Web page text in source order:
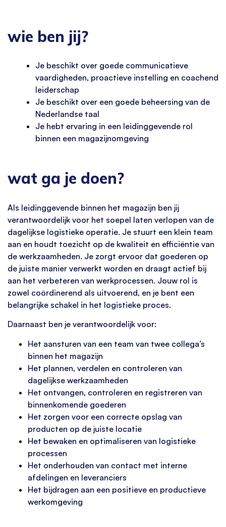
wie ben jij?
Je beschikt over goede communicatieve
vaardigheden, proactieve instelling en coachend
leiderschap
Je beschikt over een goede beheersing van de
Nederlandse taal
Je hebt ervaring in een leidinggevende rol
binnen een magazijnomgeving
wat ga je doen?
Als leidinggevende binnen het magazijn ben jij
verantwoordelijk voor het soepel laten verlopen van de
dagelijkse logistieke operatie. Je stuurt een klein team
aan en houdt toezicht op de kwaliteit en efficiëntie van
de werkzaamheden. Je zorgt ervoor dat goederen op
de juiste manier verwerkt worden en draagt actief bij
aan het verbeteren van werkprocessen. Jouw rol is
zowel coördinerend als uitvoerend, en je bent een
belangrijke schakel in het logistieke proces.
Daarnaast ben je verantwoordelijk voor:
Het aansturen van een team van twee collega’s
binnen het magazijn
Het plannen, verdelen en controleren van
dagelijkse werkzaamheden
Het ontvangen, controleren en registreren van
binnenkomende goederen
Het zorgen voor een correcte opslag van
producten op de juiste locatie
Het bewaken en optimaliseren van logistieke
processen
Het onderhouden van contact met interne
afdelingen en leveranciers
Het bijdragen aan een positieve en productieve
werkomgeving